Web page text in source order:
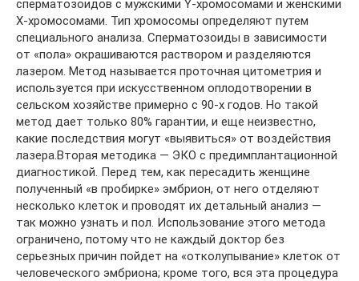
сперматозоидов с мужскими Y-хромосомами и женскими
X-хромосомами. Тип хромосомы определяют путем
специального анализа. Сперматозоиды в зависимости
от «пола» окрашиваются раствором и разделяются
лазером. Метод называется проточная цитометрия и
используется при искусственном оплодотворении в
сельском хозяйстве примерно с 90-х годов. Но такой
метод дает только 80% гарантии, и еще неизвестно,
какие последствия могут «выявиться» от воздействия
лазера.Вторая методика — ЭКО с предимплантационной
диагностикой. Перед тем, как пересадить женщине
полученный «в пробирке» эмбрион, от него отделяют
несколько клеток и проводят их детальный анализ —
так можно узнать и пол. Использование этого метода
ограничено, потому что не каждый доктор без
серьезных причин пойдет на «отколупывание» клеток от
человеческого эмбриона; кроме того, вся эта процедура